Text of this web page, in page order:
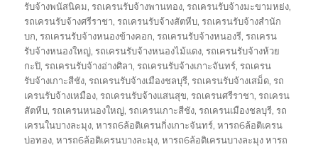
รับจ้างพนัสนิคม,รถเครนรับจ้างพานทอง,รถเครนรับจ้างมะขามหย่ง,
รถเครนรับจ้างศรีราชา,รถเครนรับจ้างสัตหีบ,รถเครนรับจ้างสำนัก
บก,รถเครนรับจ้างหนองข้างคอก,รถเครนรับจ้างหนองรี,รถเครน
รับจ้างหนองใหญ่,รถเครนรับจ้างหนองไม้แดง,รถเครนรับจ้างห้วย
กะปิ,รถเครนรับจ้างอ่างศิลา,รถเครนรับจ้างเกาะจันทร์,รถเครน
รับจ้างเกาะสีชัง,รถเครนรับจ้างเมืองชลบุรี,รถเครนรับจ้างเสม็ด,รถ
เครนรับจ้างเหมือง,รถเครนรับจ้างแสนสุข,รถเครนศรีราชา,รถเครน
สัตหีบ,รถเครนหนองใหญ่,รถเครนเกาะสีชัง,รถเครนเมืองชลบุรี,รถ
เครนในบางละมุง,หารถ6ล้อติเครนกิ่งเกาะจันทร์,หารถ6ล้อติเครน
บ่อทอง,หารถ6ล้อติเครนบางละมุง,หารถ6ล้อติเครนบางละมุง หารถ